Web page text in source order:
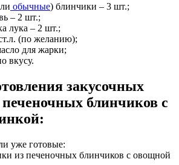
обычные) блинчики – 3 шт.;
– 2 шт.;
лука – 2 шт.;
(по желанию);
для жарки;
вкусу.
закусочных
печеночных блинчиков с
уже готовые: